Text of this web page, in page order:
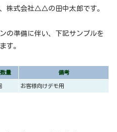
株式会社△△の田中太郎です。
の準備に伴い、下記サンプルを
す。
数量 備考
お客様向けデモ用